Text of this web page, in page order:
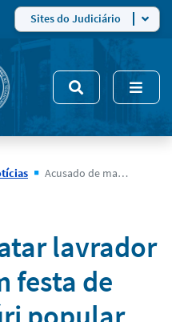
Sites do Judiciário
Acusado de matar lavrador após dança em festa de Paranã vai a júri popular, decide juiz
lavrador
festa de